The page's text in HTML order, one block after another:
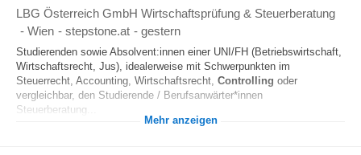
LBG Österreich GmbH Wirtschaftsprüfung & Steuerberatung
- Wien - stepstone.at - gestern
Studierenden sowie Absolvent:innen einer UNI/FH (Betriebswirtschaft,
Wirtschaftsrecht, Jus), idealerweise mit Schwerpunkten im
Steuerrecht, Accounting, Wirtschaftsrecht, Controlling oder
vergleichbar, den Studierende / Berufsanwärter*innen
Steuerberatung...
Mehr anzeigen